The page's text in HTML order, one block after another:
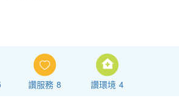
讚服務 8 讚環境 4